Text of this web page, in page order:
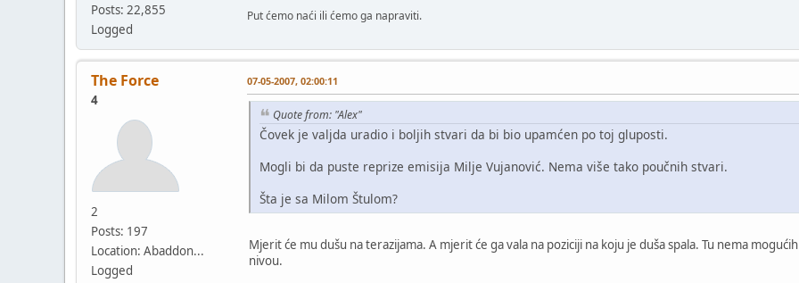
Posts: 22,855
Logged
Put ćemo naći ili ćemo ga napraviti.
The Force
4
2
Posts: 197
Location: Abaddon...
Logged
07-05-2007, 02:00:11
Quote from: "Alex"
Čovek je valjda uradio i boljih stvari da bi bio upamćen po toj gluposti.
Mogli bi da puste reprize emisija Milje Vujanović. Nema više tako poučnih stvari.
Šta je sa Milom Štulom?
Mjerit će mu dušu na terazijama. A mjerit će ga vala na poziciji na koju je duša spala. Tu nema
nivou.